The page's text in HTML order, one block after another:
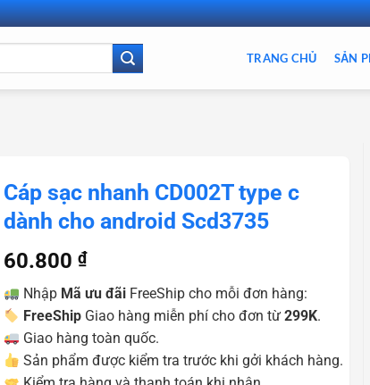
TRANG CHỦ SẢN
Cáp sạc nhanh CD002T type c
dành cho android Scd3735
60.800 ₫
Nhập Mã ưu đãiFreeShip cho mỗi đơn hàng:
FreeShipGiao hàng miễn phí cho đơn từ 299K.
Giao hàng toàn quốc.
Sản phẩm được kiểm tra trước khi gởi khách hàng.